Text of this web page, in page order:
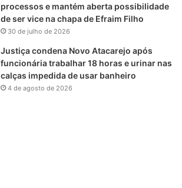
processos e mantém aberta possibilidade
de ser vice na chapa de Efraim Filho
30 de julho de 2026
Justiça condena Novo Atacarejo após
funcionária trabalhar 18 horas e urinar nas
calças impedida de usar banheiro
4 de agosto de 2026